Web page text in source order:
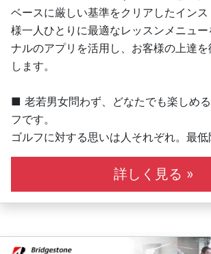
ベースに厳しい基準をクリアしたイン
様一人ひとりに最適なレッスンメニュ
ナルのアプリを活用し、お客様の上達
します。
■ 老若男女問わず、どなたでも楽しめ
フです。
ゴルフに対する思いは人それぞれ。最低
れば、楽しみ方はたくさんあります。
ルフィング」と呼んでいます。我々ブリ
トラクターが、皆さんのゴルフィング
■ ステップアップレッスン
詳しく見る »